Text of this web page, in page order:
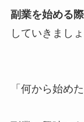
副業を始める
していきましょ
「何から始め